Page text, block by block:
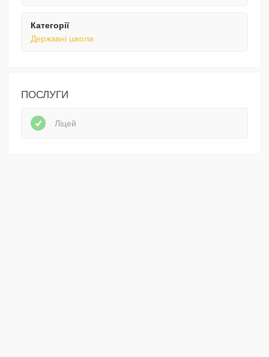
Категорії
Державні школи
ПОСЛУГИ
Ліцей